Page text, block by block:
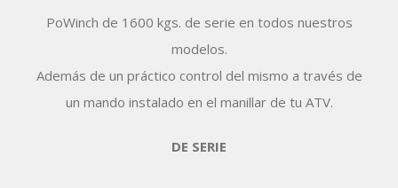
PoWinch de 1600 kgs. de serie en todos nuestros
modelos.
Además de un práctico control del mismo a través de
un mando instalado en el manillar de tu ATV.
DE SERIE